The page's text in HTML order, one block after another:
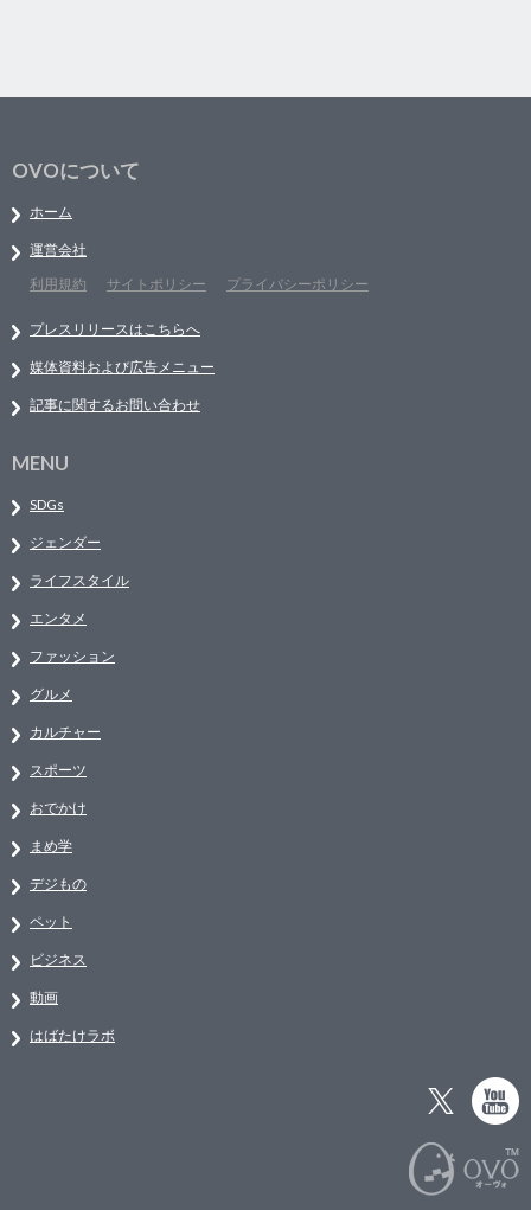
OVOについて
ホーム
運営会社
利用規約
サイトポリシー プライバシーポリシー
プレスリリースはこちらへ
媒体資料および広告メニュー
記事に関するお問い合わせ
MENU
SDGs
ジェンダー
ライフスタイル
エンタメ
ファッション
グルメ
カルチャー
スポーツ
おでかけ
まめ学
デジもの
ペット
ビジネス
動画
はばたけラボ